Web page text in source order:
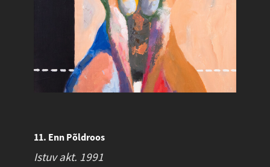
11. Enn Põldroos
Istuv akt. 1991